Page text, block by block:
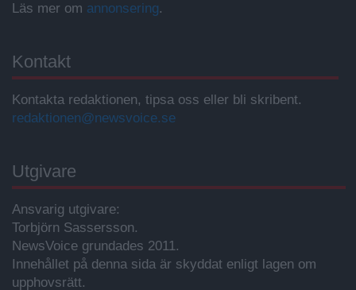
Läs mer om annonsering.
Kontakt
Kontakta redaktionen, tipsa oss eller bli skribent.
redaktionen@newsvoice.se
Utgivare
Ansvarig utgivare:
Torbjörn Sassersson.
NewsVoice grundades 2011.
Innehållet på denna sida är skyddat enligt lagen om
upphovsrätt.